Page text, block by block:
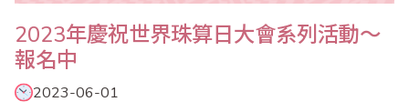
2023年慶祝世界珠算日大會系列活動～
報名中
2023-06-01